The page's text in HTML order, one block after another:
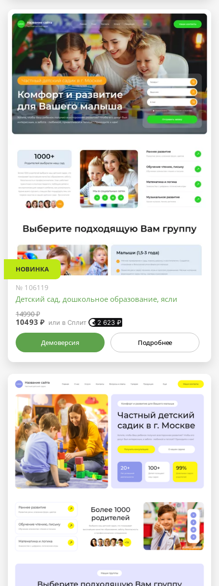
НОВИНКА
№ 106119
Детский сад, дошкольное образование, ясли
14990 ₽
10493 ₽ или в Сплит 2 623 ₽
Демоверсия Подробнее